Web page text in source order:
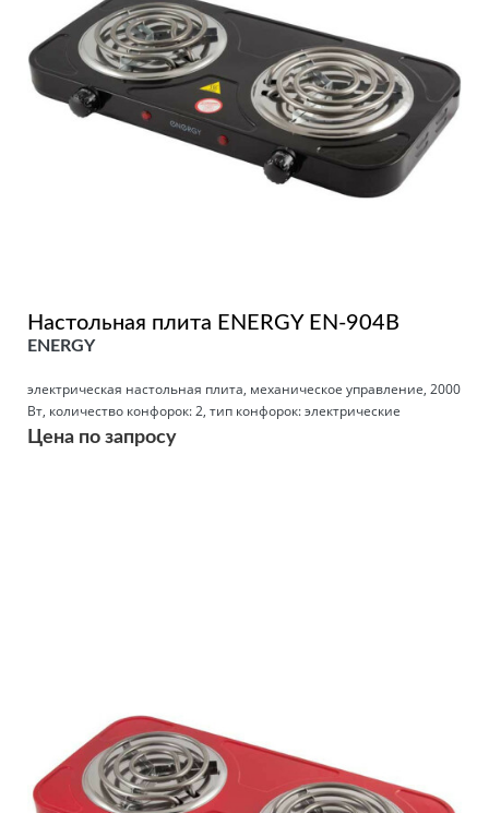
Настольная плита ENERGY EN-904В
ENERGY
электрическая настольная плита, механическое управление, 2000
Вт, количество конфорок: 2, тип конфорок: электрические
Цена по запросу